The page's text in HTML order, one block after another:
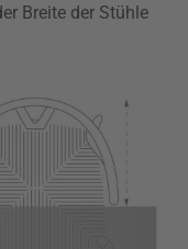
Breite der Stühle